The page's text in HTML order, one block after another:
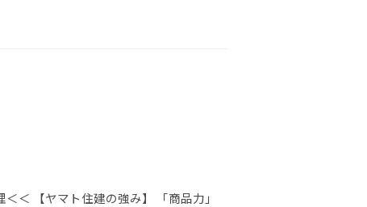
＜ 【ヤマト住建の強み】 「商品力」